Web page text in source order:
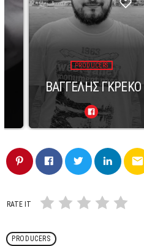
PRODUCERS
ΒΑΓΓΕΛΗΣ ΓΚΡΕΚΟ
email
RATE IT
PRODUCERS